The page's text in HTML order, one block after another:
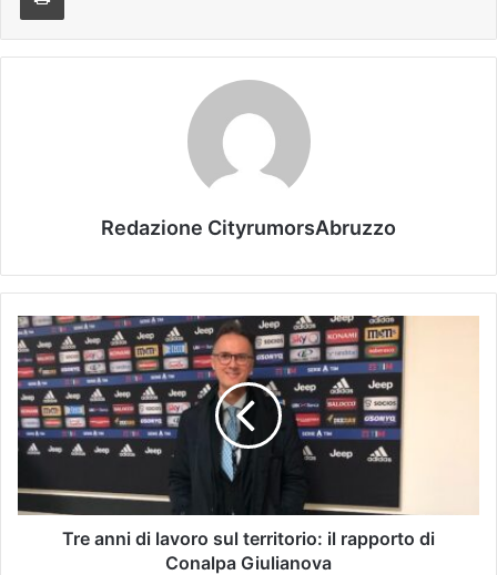
Redazione CityrumorsAbruzzo
Tre anni di lavoro sul territorio: il rapporto di
Conalpa Giulianova